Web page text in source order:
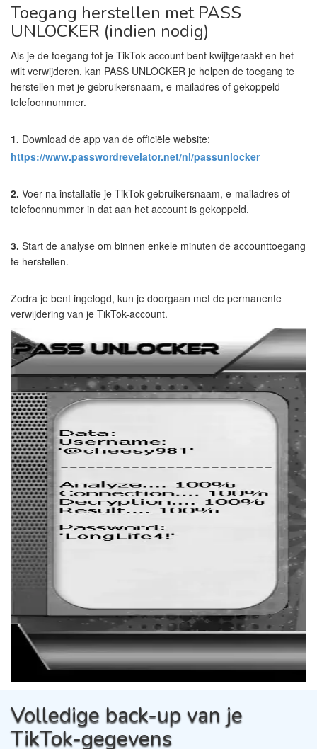
Toegang herstellen met PASS
UNLOCKER (indien nodig)
Als je de toegang tot je TikTok-account bent kwijtgeraakt en het
wilt verwijderen, kan PASS UNLOCKER je helpen de toegang te
herstellen met je gebruikersnaam, e-mailadres of gekoppeld
telefoonnummer.
1. Download de app van de officiële website:
https://www.passwordrevelator.net/nl/passunlocker
2. Voer na installatie je TikTok-gebruikersnaam, e-mailadres of
telefoonnummer in dat aan het account is gekoppeld.
3. Start de analyse om binnen enkele minuten de accounttoegang
te herstellen.
Zodra je bent ingelogd, kun je doorgaan met de permanente
verwijdering van je TikTok-account.
Volledige back-up van je
TikTok-gegevens